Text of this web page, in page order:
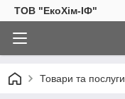
ТОВ "ЕкоХім-ІФ"
Товари та послуги